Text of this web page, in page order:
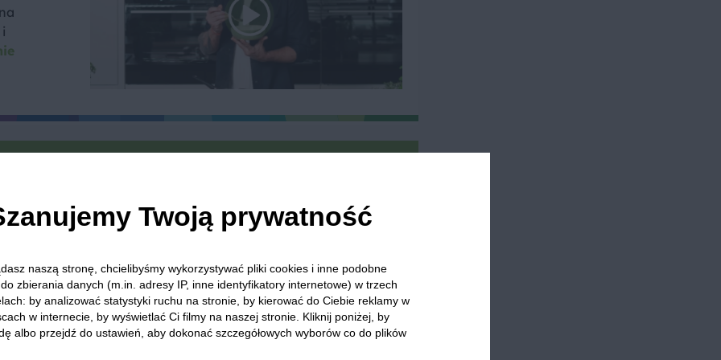
Pstrąg Obiad Kolacja Grill Ryż Mleczko kokosowe
Twoją prywatność
naszą stronę, chcielibyśmy wykorzystywać pliki cookies i inne podobne
zbierania danych (m.in. adresy IP, inne identyfikatory internetowe) w trzech
by analizować statystyki ruchu na stronie, by kierować do Ciebie reklamy w
w internecie, by wyświetlać Ci filmy na naszej stronie. Kliknij poniżej, by
albo przejdź do ustawień, aby dokonać szczegółowych wyborów co do plików